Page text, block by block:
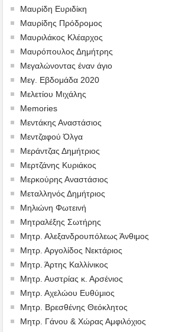
Μαυρίδη Ευριδίκη
Μαυρίδης Πρόδρομος
Μαυριλάκος Κλέαρχος
Μαυρόπουλος Δημήτρης
Μεγαλώνοντας έναν άγιο
Μεγ. Εβδομάδα 2020
Μελετίου Μιχάλης
Memories
Μεντάκης Αναστάσιος
Μεντζαφού Όλγα
Μεράντζας Δημήτριος
Μερτζάνης Κυριάκος
Μερκούρης Αναστάσιος
Μεταλληνός Δημήτριος
Mηλιώνη Φωτεινή
Μητραλέξης Σωτήρης
Μητρ. Αλεξανδρουπόλεως Άνθιμος
Μητρ. Αργολίδος Νεκτάριος
Μητρ. Άρτης Καλλίνικος
Μητρ. Αυστρίας κ. Αρσένιος
Μητρ. Αχελώου Ευθύμιος
Μητρ. Βρεσθένης Θεόκλητος
Μητρ. Γάνου & Χώρας Αμφιλόχιος